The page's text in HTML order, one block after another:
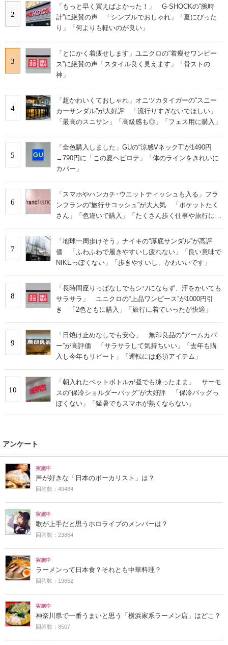
2
「もっと早く買えばよかった！」 G-SHOCKの“腕時
計”に絶賛の声 「シンプルでおしゃれ」「夏にぴった
り」「何よりも軽いのが良い」
3
「とにかく着痩せします」ユニクロの“着痩せワンピー
ス”に絶賛の声「スタイル良く見えます」「骨ストの
神」
4
「超かわいくておしゃれ」オニツカタイガーの“スニー
カーサンダル”が大好評 「流行りすぎないでほしい」
「最高のスニサン」「高級感も◎」「フェス用に購入」
5
「全色購入しました」GUの“涼感VネックT”が1490円
→790円に「この夏ヘビロテ」「体のラインをきれいに
カバー」
6
「スマホやハンカチ･ウエットティッシュも入る」フラ
ンフランの“旅行サコッシュ”が大人気 「ポケットたく
さん」「色違いで購入」「たくさん歩く仕事や旅行に便
7
「地球一周歩けそう」ナイキの“厚底サンダル”が高評
価 「ふわふわで履きやすいし疲れない」「良い意味で
NIKEっぽくない」「歩きやすいし、かわいいです」
8
「長時間座りっぱなしでもシワにならず、汗をかいても
サラサラ」 ユニクロの“上品ワンピース”が1000円引
き 「2色ともに購入」「旅行に着ていったが快適」
9
「日焼け止めなしでも安心」 無印良品の“アームカバ
ー”が高評価 「サラサラして気持ちいい」「去年も購
入し今年もリピート」「運転には必須アイテム」
10
「朝入れたペットボトルが昼でも凍ったまま」 サーモ
スの“保冷ショルダーバッグ”が大好評 「保冷バッグっ
ぽくない」「猛暑でもスマホが熱くならない」
アンケート
実施中
声が好きな「日本のボーカリスト」は？
回答数：49484
実施中
歌が上手だと思うホロライブのメンバーは？
回答数：23864
実施中
ラーメンって日本食？それとも中華料理？
回答数：19652
実施中
神奈川県で一番うまいと思う「横浜家系ラーメン店」はどこ？
回答数：8507